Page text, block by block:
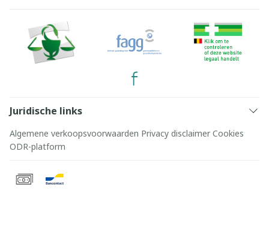
Juridische links
Algemene verkoopsvoorwaarden Privacy disclaimer Cookies
ODR-platform